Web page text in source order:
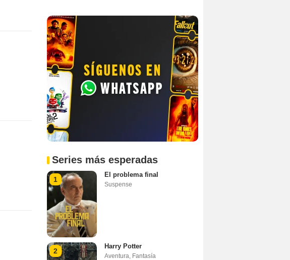
Series más esperadas
1
El problema final
Suspense
2
Harry Potter
Aventura Fantasía